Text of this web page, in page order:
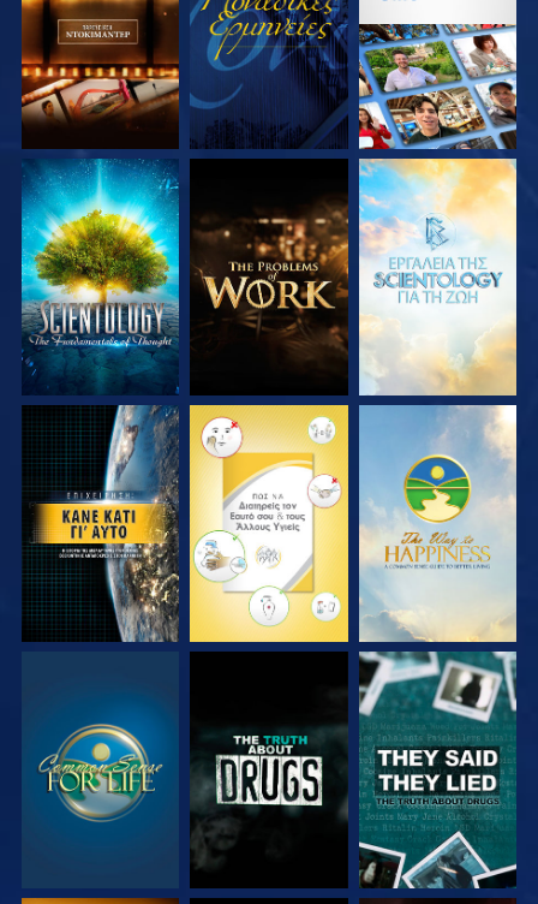
ΣΕΙΡΑ
ΕΞΕΡΕΥΝΗΣΤΕ ΤΗ
ΣΕΙΡΑ
ΕΞΕΡΕΥΝΗΣΤΕ ΤΗ
ΣΕΙΡΑ
ΕΞΕΡΕΥΝΗΣΤΕ ΤΗ
ΣΕΙΡΑ
ΠΑΡΑΚΟΛΟΥΘΗΣΤΕ ΠΑΡΑΚΟΛΟΥΘΗΣΤΕ ΠΑΡΑΚΟΛΟΥΘΗΣΤΕ
ΠΑΡΑΚΟΛΟΥΘΗΣΤΕ ΠΑΡΑΚΟΛΟΥΘΗΣΤΕ ΠΑΡΑΚΟΛΟΥΘΗΣΤΕ